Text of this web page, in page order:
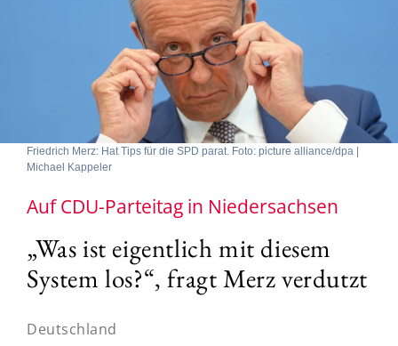
Friedrich Merz: Hat Tips für die SPD parat. Foto: picture alliance/dpa |
Michael Kappeler
Auf CDU-Parteitag in Niedersachsen
„Was ist eigentlich mit diesem
System los?“, fragt Merz verdutzt
Deutschland